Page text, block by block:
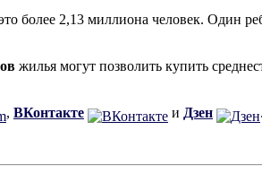
более 2,13 миллиона человек. Один
жилья могут позволить купить
, ВКонтакте и Дзен .